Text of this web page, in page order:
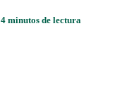
4 minutos de lectura